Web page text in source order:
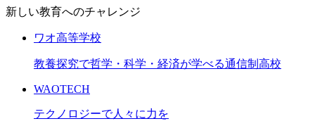
新しい教育へのチャレンジ
ワオ高等学校
教養探究で哲学・科学・経済が学べる通信制高校
WAOTECH
テクノロジーで人々に力を